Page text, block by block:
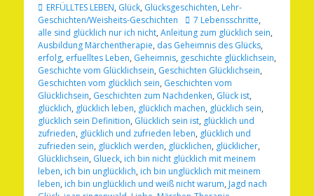
Kategorien
ERFÜLLTES LEBEN, Glück, Glücksgeschichten, Lehr-
Geschichten/Weisheits-Geschichten
Schlagworte
7 Lebensschritte,
alle sind glücklich nur ich nicht, Anleitung zum glücklich sein,
Ausbildung Märchentherapie, das Geheimnis des Glücks,
erfolg, erfuelltes Leben, Geheimnis, geschichte glücklichsein,
Geschichte vom Glücklichsein, Geschichten Glücklichsein,
Geschichten vom glücklich sein, Geschichten vom
Glücklichsein, Geschichten zum Nachdenken, Glück ist,
glücklich, glücklich leben, glücklich machen, glücklich sein,
glücklich sein Definition, Glücklich sein ist, glücklich und
zufrieden, glücklich und zufrieden leben, glücklich und
zufrieden sein, glücklich werden, glücklichen, glücklicher,
Glücklichsein, Glueck, ich bin nicht glücklich mit meinem
leben, ich bin unglücklich, ich bin unglücklich mit meinem
leben, ich bin unglücklich und weiß nicht warum, Jagd nach